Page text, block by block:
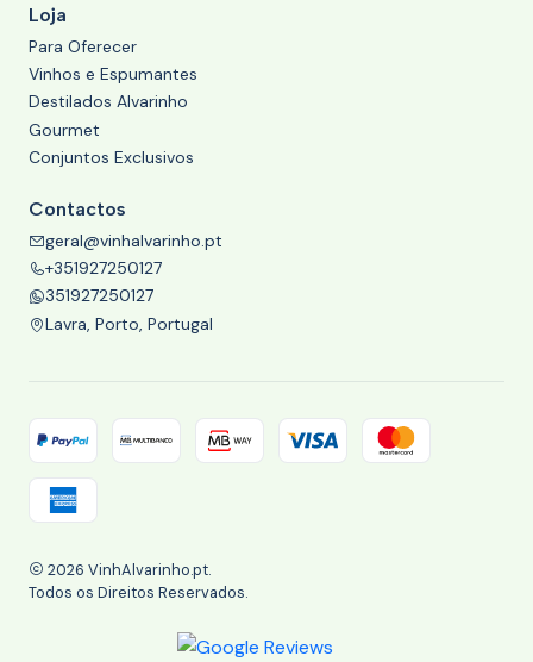
Loja
Para Oferecer
Vinhos e Espumantes
Destilados Alvarinho
Gourmet
Conjuntos Exclusivos
Contactos
geral@vinhalvarinho.pt
+351927250127
351927250127
Lavra, Porto, Portugal
2026 VinhAlvarinho.pt.
Todos os Direitos Reservados.